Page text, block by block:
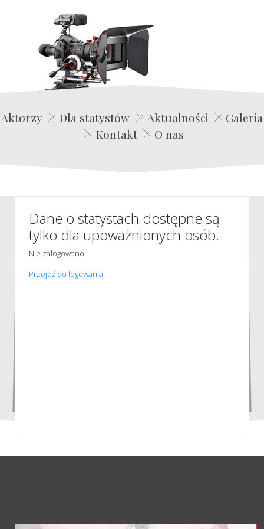
Edwin Film Agencja Aktorska
Aktorzy Dla statystów Aktualności
Galeria
Kontakt
O nas
Dane o statystach dostępne są
tylko dla upoważnionych osób.
Nie zalogowano
Przejdź do logowania